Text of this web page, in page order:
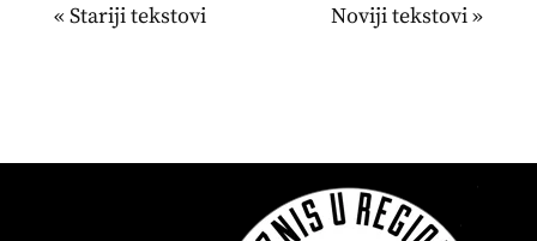
« Stariji unosi Sledeći unosi »